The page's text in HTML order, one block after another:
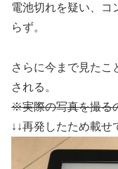
電池切れを疑い、コ
らず。
さらに今まで見たこ
される。
※実際の写真を撮る
↓↓再発したため載せ